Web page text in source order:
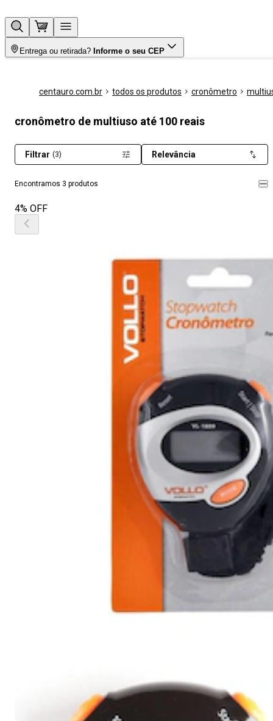
Entrega ou retirada? Informe o seu CEP
centauro.com.br todos os produtos cronômetro
cronômetro de multiuso até 100 reais
Encontramos 3 produtos
Filtrar (3) Relevância
4% OFF